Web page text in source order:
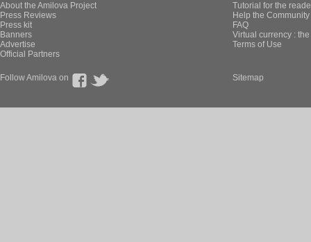
About the Amilova Project
Press Reviews
Press kit
Banners
Advertise
Official Partners
Tutorial for the
Help the
FAQ
Virtual currency :
Terms of Use
Follow Amilova on Sitemap